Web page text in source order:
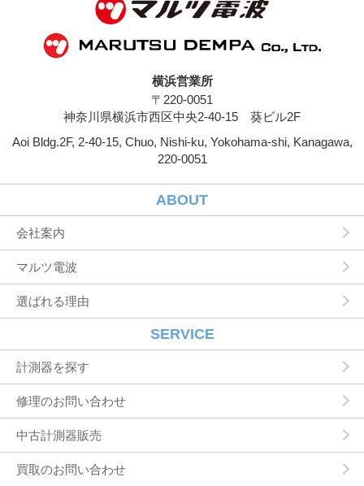
ジや広告の履歴，検索した検索キーワード，利
用日時，利用方法，利用環境（携帯端末を通じ
てご利用の場合の当該端末の通信状態，利用に
際しての各種設定情報なども含みます），IPア
識別情報などの履歴情報および特性情報を，ユ
ーザーが当社や提携先のサービスを利用しまた
はページを閲覧する際に収集します。
第３条（個人情報を収集・利用する目的）
当社が個人情報を収集・利用する目的は，以下
ユーザーに自分の登録情報の閲覧や修正，利用
状況の閲覧を行っていただくために，氏名，住
の代金などに関する情報を表示する目的
アドレスを利用する場合やユーザーに商品を送
名や住所などの連絡先情報を利用する目的
ユーザーの本人確認を行うために，氏名，生年
月日，住所，電話番号，銀行口座番号，クレジ
商品名や数量，利用されたサービスの種類や期
情報などを利用する目的
ユーザーが簡便にデータを入力できるようにす
横浜営業所
〒220-0051
神奈川県横浜市西区中央2-40-15 葵ビル2F
Aoi Bldg.2F, 2-40-15, Chuo, Nishi-ku, Yokohama-shi, Kanagawa,
220-0051
ABOUT
会社案内
マルツ電波
選ばれる理由
SERVICE
計測器を探す
修理のお問い合わせ
中古計測器販売
買取のお問い合わせ